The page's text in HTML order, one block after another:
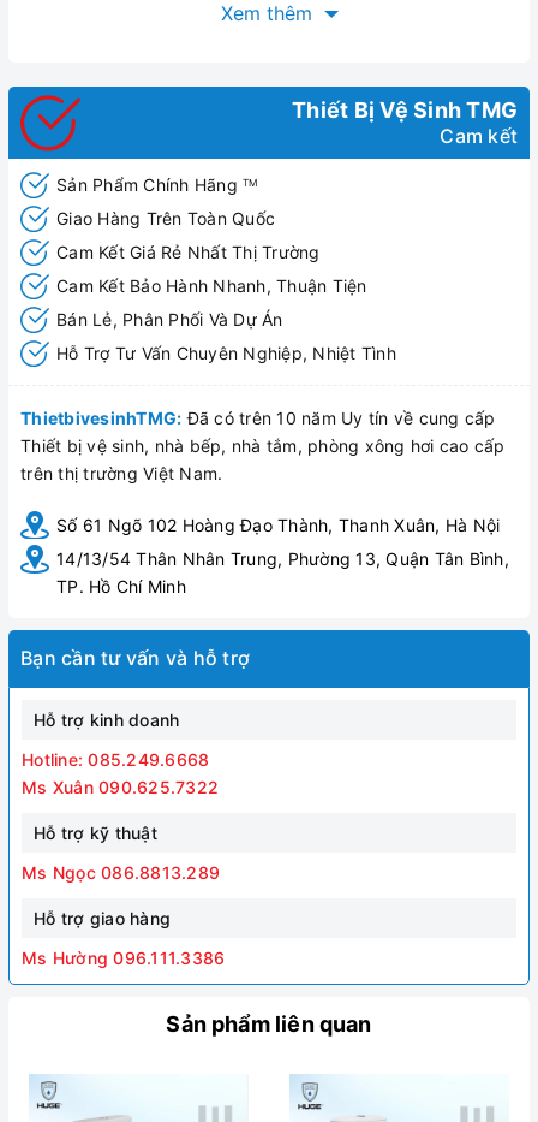
Điều chỉnh nhiệt, mức độ nước
Điều khiển từ xa hoặc nút đa chức năng.
Áp lực nước tiêu chuẩn 0.1-1.0Mpa
Chế độ xả hút nhanh và mạnh (tích hợp tạo bọt, khử
mùi, khử khuẩn, chống bắn nước) cuốn trôi tất cả các
vết bẩn chỉ trong 1 lần xả.
Bàn cầu thông minh Huge H-BS2199B
Xem thêm
Thiết Bị Vệ Sinh TMG
Cam kết
Sản Phẩm Chính Hãng TM
Giao Hàng Trên Toàn Quốc
Cam Kết Giá Rẻ Nhất Thị Trường
Cam Kết Bảo Hành Nhanh, Thuận Tiện
Bán Lẻ, Phân Phối Và Dự Án
Hỗ Trợ Tư Vấn Chuyên Nghiệp, Nhiệt Tình
ThietbivesinhTMG: Đã có trên 10 năm Uy tín về cung cấp
Thiết bị vệ sinh, nhà bếp, nhà tắm, phòng xông hơi cao cấp
trên thị trường Việt Nam.
Số 61 Ngõ 102 Hoàng Đạo Thành, Thanh Xuân, Hà Nội
14/13/54 Thân Nhân Trung, Phường 13, Quận Tân Bình,
TP. Hồ Chí Minh
Bạn cần tư vấn và hỗ trợ
Hỗ trợ kinh doanh
Hotline: 085.249.6668
Ms Xuân 090.625.7322
Hỗ trợ kỹ thuật
Ms Ngọc 086.8813.289
Hỗ trợ giao hàng
Ms Hường 096.111.3386
Sản phẩm liên quan